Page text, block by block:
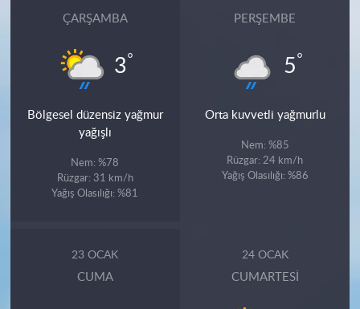
ÇARŞAMBA
3°
Bölgesel düzensiz yağmur
yağışlı
Nem: %78
Rüzgar: 31 km/h
Yağış Olasılığı: %81
PERŞEMBE
5°
Orta kuvvetli yağmurlu
Nem: %85
Rüzgar: 24 km/h
Yağış Olasılığı: %86
23 OCAK
CUMA
24 OCAK
CUMARTESI